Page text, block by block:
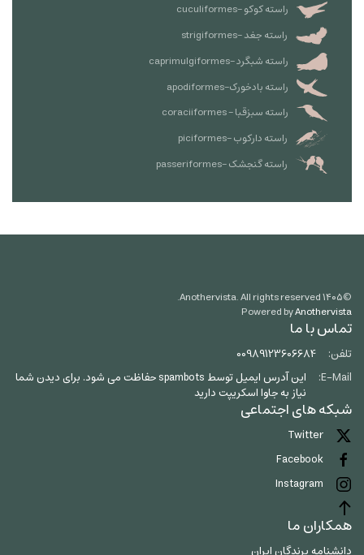
راسته کوکو -cuculiformes
راسته جغد -strigiformes
راسته شبگرد -caprimulgiformes
راسته بادخورک-apodiformes
راسته سبزقبا - coraciiformes
راسته دارکوب -piciformes
راسته گنجشک -passeriformes
©۱۴۰۵
Powered byAnothervista
تماس با ما
تلفن:
00989123606684
E-Mail:
این آدرس ایمیل توسط spambots حفاظت می شود. برای دیدن شما
نیاز به جاوا اسکریپت دارید
شبکه های اجتماعی
Twitter
Facebook
Instagram
همکاران ما
دانشنامه پرندگان ایران